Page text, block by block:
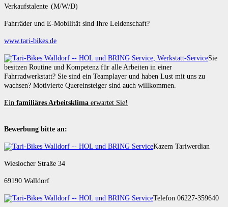
Verkaufstalente (M/W/D)
Fahrräder und E-Mobilität sind Ihre Leidenschaft?
www.tari-bikes.de
Sie
besitzen Routine und Kompetenz für alle Arbeiten in einer
Fahrradwerkstatt? Sie sind ein Teamplayer und haben Lust mit uns zu
wachsen? Motivierte Quereinsteiger sind auch willkommen.
Ein familiäres Arbeitsklima erwartet Sie!
Bewerbung bitte an:
Kazem Tariwerdian
Wieslocher Straße 34
69190 Walldorf
Telefon 06227-359640